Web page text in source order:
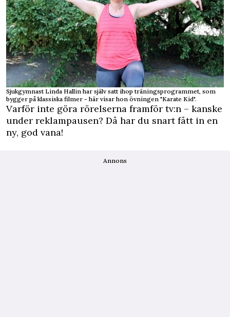
Sjukgymnast Linda Hallin har själv satt ihop träningsprogrammet, som
bygger på klassiska filmer - här visar hon övningen "Karate Kid".
Varför inte göra rörelserna framför tv:n – kanske
under reklampausen? Då har du snart fått in en
ny, god vana!
Annons